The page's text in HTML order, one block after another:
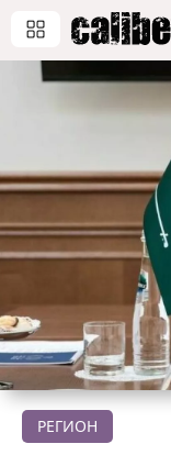
РЕГИОН